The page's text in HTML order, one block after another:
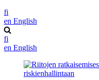
fi
en English
fi
en English